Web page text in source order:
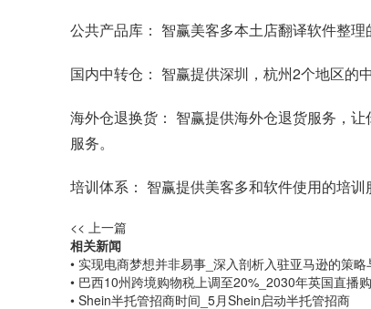
公共产品库： 智赢美客多本土店翻译软件整
国内中转仓： 智赢提供深圳，杭州2个地区的
海外仓退换货： 智赢提供海外仓退货服务，
服务。
培训体系： 智赢提供美客多和软件使用的培训
<< 上一篇
相关新闻
• 实现电商梦想并非易事_深入剖析入驻亚马逊的策略
• 巴西10州跨境购物税上调至20%_2030年英国直播
• Shein半托管招商时间_5月Shein启动半托管招商